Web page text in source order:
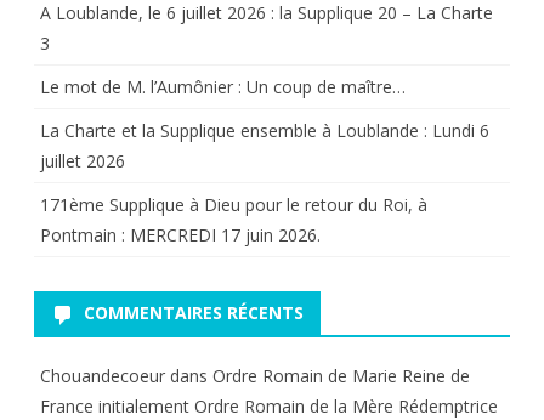
A Loublande, le 6 juillet 2026 : la Supplique 20 – La Charte
3
Le mot de M. l’Aumônier : Un coup de maître…
La Charte et la Supplique ensemble à Loublande : Lundi 6
juillet 2026
171ème Supplique à Dieu pour le retour du Roi, à
Pontmain : MERCREDI 17 juin 2026.
COMMENTAIRES RÉCENTS
Chouandecoeur dans Ordre Romain de Marie Reine de
France initialement Ordre Romain de la Mère Rédemptrice